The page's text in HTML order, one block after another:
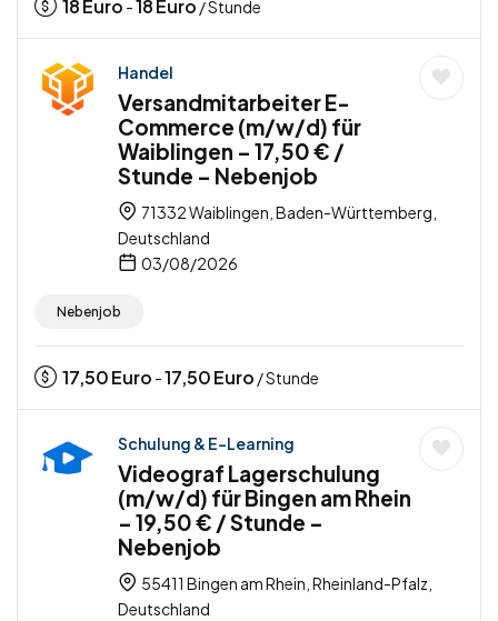
18Euro -18Euro / Stunde
Handel
Versandmitarbeiter E-
Commerce (m/w/d) für
Waiblingen – 17,50 € /
Stunde – Nebenjob
71332 Waiblingen, Baden-Württemberg,
Deutschland
03/08/2026
Nebenjob
17,50Euro -17,50Euro / Stunde
Schulung & E-Learning
Videograf Lagerschulung
(m/w/d) für Bingen am Rhein
– 19,50 € / Stunde –
Nebenjob
55411 Bingen am Rhein, Rheinland-Pfalz,
Deutschland